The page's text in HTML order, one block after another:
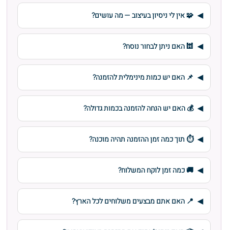
🧩 אין לי ניסיון בעיצוב — מה עושים?
🕍 האם ניתן לבחור נוסח?
📌 האם יש כמות מינימלית להזמנה?
💰 האם יש הנחה להזמנה בכמות גדולה?
⏱️ תוך כמה זמן ההזמנה תהיה מוכנה?
🚚 כמה זמן לוקח המשלוח?
📍 האם אתם מבצעים משלוחים לכל הארץ?